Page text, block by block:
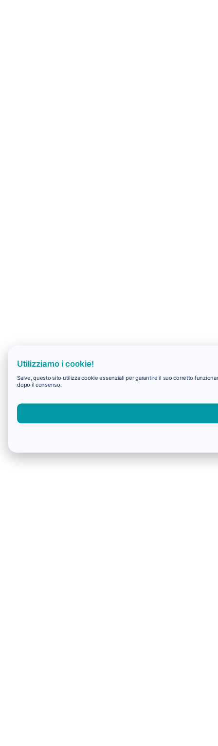
Utilizziamo i cookie!
Salve, questo sito utilizza cookie essenziali per garantire il suo corretto
dopo il consenso.